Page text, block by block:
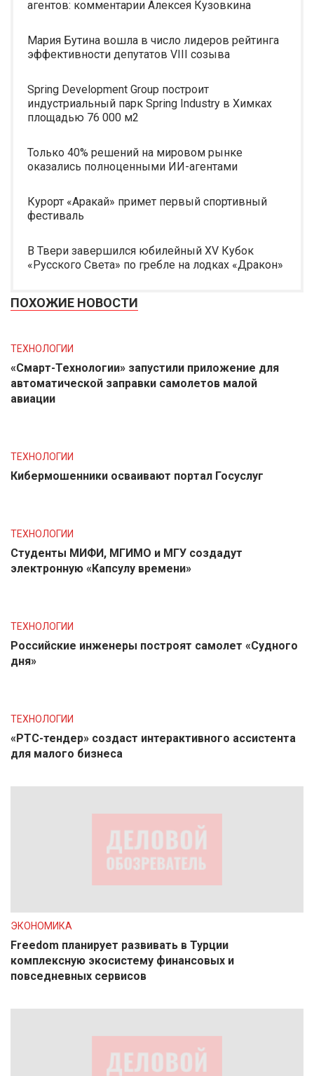
агентов: комментарии Алексея Кузовкина
Мария Бутина вошла в число лидеров рейтинга
эффективности депутатов VIII созыва
Spring Development Group построит
индустриальный парк Spring Industry в Химках
площадью 76 000 м2
Только 40% решений на мировом рынке
оказались полноценными ИИ-агентами
Курорт «Аракай» примет первый спортивный
фестиваль
В Твери завершился юбилейный XV Кубок
«Русского Света» по гребле на лодках «Дракон»
ПОХОЖИЕ НОВОСТИ
ТЕХНОЛОГИИ
«Смарт-Технологии» запустили приложение для
автоматической заправки самолетов малой
авиации
ТЕХНОЛОГИИ
Кибермошенники осваивают портал Госуслуг
ТЕХНОЛОГИИ
Студенты МИФИ, МГИМО и МГУ создадут
электронную «Капсулу времени»
ТЕХНОЛОГИИ
Российские инженеры построят самолет «Судного
дня»
ТЕХНОЛОГИИ
«РТС-тендер» создаст интерактивного ассистента
для малого бизнеса
ЭКОНОМИКА
Freedom планирует развивать в Турции
комплексную экосистему финансовых и
повседневных сервисов